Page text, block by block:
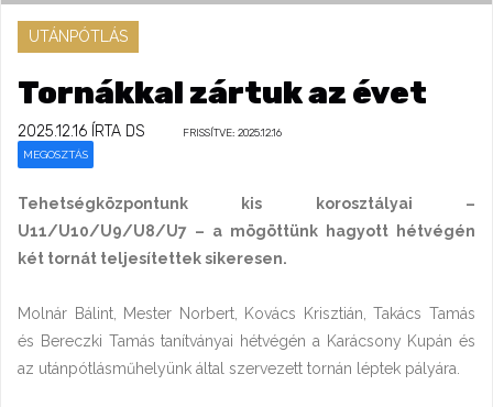
UTÁNPÓTLÁS
Tornákkal zártuk az évet
2025.12.16 ÍRTA DS FRISSÍTVE: 2025.12.16
MEGOSZTÁS
Tehetségközpontunk kis korosztályai –
U11/U10/U9/U8/U7 – a mögöttünk hagyott hétvégén
két tornát teljesítettek sikeresen.
Molnár Bálint, Mester Norbert, Kovács Krisztián, Takács Tamás
és Bereczki Tamás tanítványai hétvégén a Karácsony Kupán és
az utánpótlásműhelyünk által szervezett tornán léptek pályára.